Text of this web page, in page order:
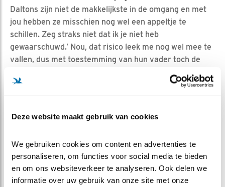
Deze website maakt gebruik van cookies
We gebruiken cookies om content en advertenties te
personaliseren, om functies voor social media te bieden
en om ons websiteverkeer te analyseren. Ook delen we
informatie over uw gebruik van onze site met onze
Daltons zijn niet de makkelijkste in de omgang en met
jou hebben ze misschien nog wel een appeltje te
schillen. Zeg straks niet dat ik je niet heb
gewaarschuwd.’ Nou, dat risico leek me nog wel mee te
vallen, dus met toestemming van hun vader toch de
prachtige viertal nog één keer te spreken te krijgen,
Toen ik bij het deksel van de kast aankwam hoorde ik
kuil in met z’n allen, daar is die lange weer die ons laatst
uit de kast gevist heeft…’.
Rustig maar jongens, ik kom deze keer voor iets heel
anders, probeerde ik nog terwijl ik het deksel een